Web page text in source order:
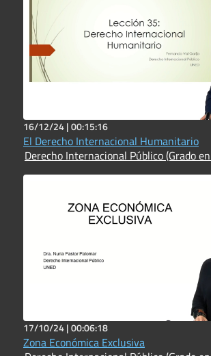
16/12/24 |00:15:16
El Derecho Internacional Humanitario
Derecho Internacional Público (Grado
17/10/24 |00:06:18
Zona Económica Exclusiva